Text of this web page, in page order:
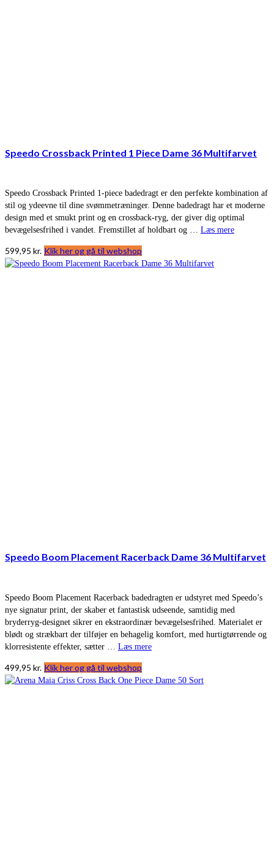
Speedo Crossback Printed 1 Piece Dame 36 Multifarvet
Speedo Crossback Printed 1-piece badedragt er den perfekte kombination af
stil og ydeevne til dine svømmetræninger. Denne badedragt har et moderne
design med et smukt print og en crossback-ryg, der giver dig optimal
bevægelsesfrihed i vandet. Fremstillet af holdbart og … Læs mere
599,95 kr. Klik her og gå til webshop
Speedo Boom Placement Racerback Dame 36 Multifarvet
Speedo Boom Placement Racerback badedragten er udstyret med Speedo’s
nye signatur print, der skaber et fantastisk udseende, samtidig med
bryderryg-designet sikrer en ekstraordinær bevægelsesfrihed. Materialet er
blødt og strækbart der tilføjer en behagelig komfort, med hurtigtørrende og
klorresistente effekter, sætter … Læs mere
499,95 kr. Klik her og gå til webshop